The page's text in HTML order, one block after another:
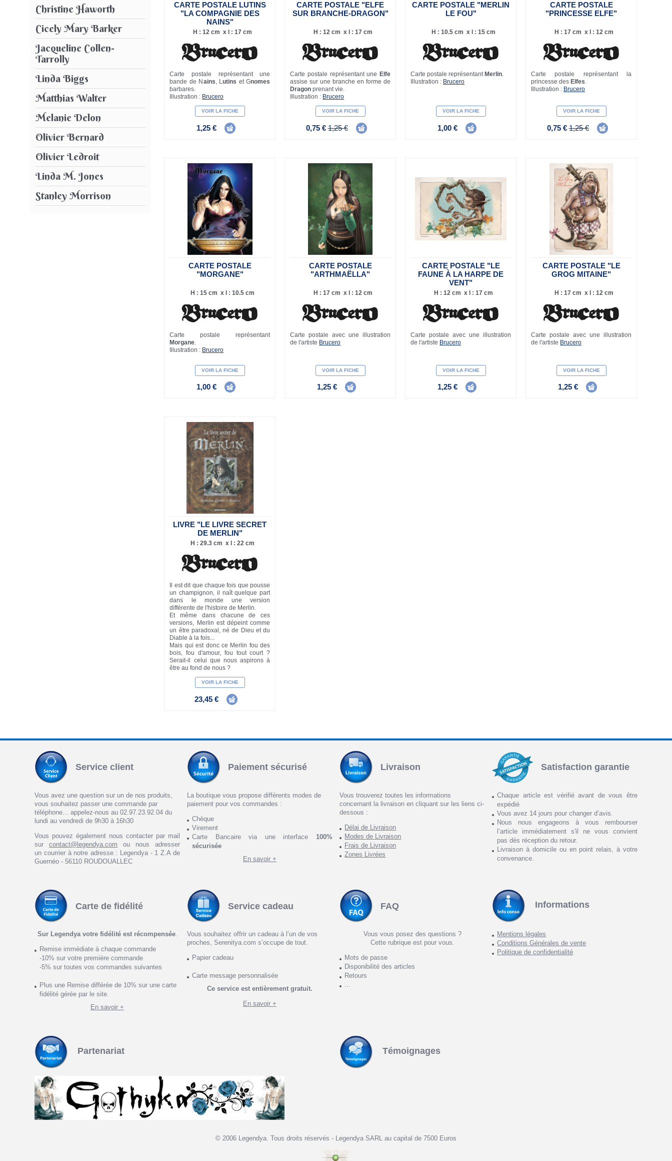
Christine Haworth
Cicely Mary Barker
Jacqueline Collen-
Tarrolly
Linda Biggs
Matthias Walter
Melanie Delon
Olivier Bernard
Olivier Ledroit
Linda M. Jones
Stanley Morrison
CARTE POSTALE LUTINS
"LA COMPAGNIE DES
NAINS"
H : 12 cm x l : 17 cm
Carte postale représentant une
bande de N ains, Lutins et Gnomes
barbares.
Illustration : Brucero
VOIR LA FICHE
1,25 €
CARTE POSTALE "ELFE
SUR BRANCHE-DRAGON"
H : 12 cm x l : 17 cm
Carte postale représentant une Elfe
assise sur une branche en forme de
Dragon prenant vie.
Illustration : Brucero
VOIR LA FICHE
0,75 €1,25 €
CARTE POSTALE "MERLIN
LE FOU"
H : 10.5 cm x l : 15 cm
Carte postale représentant Merlin.
Illustration : Brucero
VOIR LA FICHE
1,00 €
CARTE POSTALE
"PRINCESSE ELFE"
H : 17 cm x l : 12 cm
Carte postale représentant la
princesse des Elfes.
Illustration : Brucero
VOIR LA FICHE
0,75 €1,25 €
CARTE POSTALE
"MORGANE"
H : 15 cm x l : 10.5 cm
Carte postale représentant
Morgane
Illustration : Brucero
VOIR LA FICHE
1,00 €
CARTE POSTALE
"ARTHMAËLLA"
H : 17 cm x l : 12 cm
Carte postale avec une illustration
de l'artiste Brucero
VOIR LA FICHE
1,25 €
CARTE POSTALE "LE
FAUNE À LA HARPE DE
VENT"
H : 12 cm x l : 17 cm
Carte postale avec une illustration
de l'artiste Brucero
VOIR LA FICHE
1,25 €
CARTE POSTALE "LE
GROG MITAINE"
H : 17 cm x l : 12 cm
Carte postale avec une illustration
de l'artiste Brucero
VOIR LA FICHE
1,25 €
LIVRE "LE LIVRE SECRET
DE MERLIN"
H : 29.3 cm x l : 22 cm
Il est dit que chaque fois que pousse
un champignon, il naît quelque part
dans le monde une version
différente de l'histoire de Merlin.
Et même dans chacune de ces
versions, Merlin est dépeint comme
un être paradoxal, né de Dieu et du
Diable à la fois...
Mais qui est donc ce Merlin fou des
bois, fou d'amour, fou tout court ?
Serait-il celui que nous aspirons à
être au fond de nous ?
VOIR LA FICHE
23,45 €
Service client
Vous avez une question sur un de nos produits,
vous souhaitez passer une commande par
téléphone... appelez-nous au 02.97.23.92.04 du
lundi au vendredi de 9h30 à 16h30
Vous pouvez également nous contacter par mail
surcontact@legendya.com ou nous adresser
un courrier à notre adresse : Legendya - 1 Z.A de
Guernéo - 56110 ROUDOUALLEC
Paiement sécurisé
La boutique vous propose différents modes de
paiement pour vos commandes :
Chèque
Virement
Carte Bancaire via une interface 100%
sécurisée
En savoir +
Livraison
Vous trouverez toutes les informations
concernant la livraison en cliquant sur les liens ci-
dessous :
Délai de Livraison
Modes de Livraison
Frais de Livraison
Zones Livrées
Satisfaction garantie
Chaque article est vérifié avant de vous être
expédié
Vous avez 14 jours pour changer d’avis.
Nous nous engageons à vous rembourser
l’article immédiatement s'il ne vous convient
pas dès réception du retour.
Livraison à domicile ou en point relais, à votre
convenance.
Carte de fidélité
Sur Legendya votre fidélité est récompensée.
Remise immédiate à chaque commande
-10% sur votre première commande
-5% sur toutes vos commandes suivantes
Plus une Remise différée de 10% sur une carte
fidélité gérée par le site.
En savoir +
Service cadeau
Vous souhaitez offrir un cadeau à l’un de vos
proches, Serenitya.com s’occupe de tout.
Papier cadeau
Carte message personnalisée
Ce service est entièrement gratuit.
En savoir +
FAQ
Vous vous posez des questions ?
Cette rubrique est pour vous.
Mots de passe
Disponibilité des articles
Retours
...
Informations
Mentions légales
Conditions Générales de vente
Politique de confidentialité
Partenariat Témoignages
© 2006 Legendya. Tous droits réservés - Legendya SARL au capital de 7500 Euros